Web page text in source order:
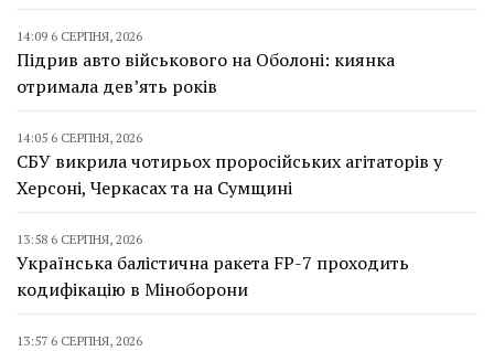
14:09 6 СЕРПНЯ, 2026
Підрив авто військового на Оболоні: киянка
отримала дев’ять років
14:05 6 СЕРПНЯ, 2026
СБУ викрила чотирьох проросійських агітаторів у
Херсоні, Черкасах та на Сумщині
13:58 6 СЕРПНЯ, 2026
Українська балістична ракета FP-7 проходить
кодифікацію в Міноборони
13:57 6 СЕРПНЯ, 2026